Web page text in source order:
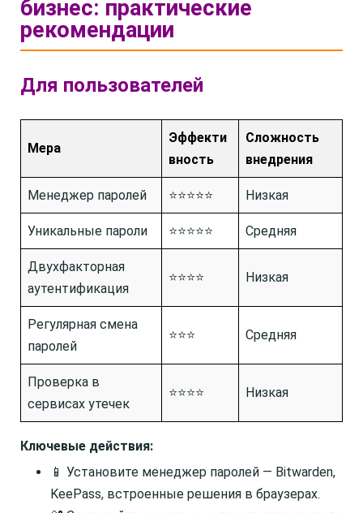
бизнес: практические
рекомендации
Для пользователей
Мера
Эффекти
вность
Сложность
внедрения
Менеджер паролей ⭐⭐⭐⭐⭐ Низкая
Уникальные пароли ⭐⭐⭐⭐⭐ Средняя
Двухфакторная
аутентификация
⭐⭐⭐⭐ Низкая
Регулярная смена
паролей
⭐⭐⭐ Средняя
Проверка в
сервисах утечек
⭐⭐⭐⭐ Низкая
Ключевые действия:
📱 Установите менеджер паролей — Bitwarden,
KeePass, встроенные решения в браузерах.